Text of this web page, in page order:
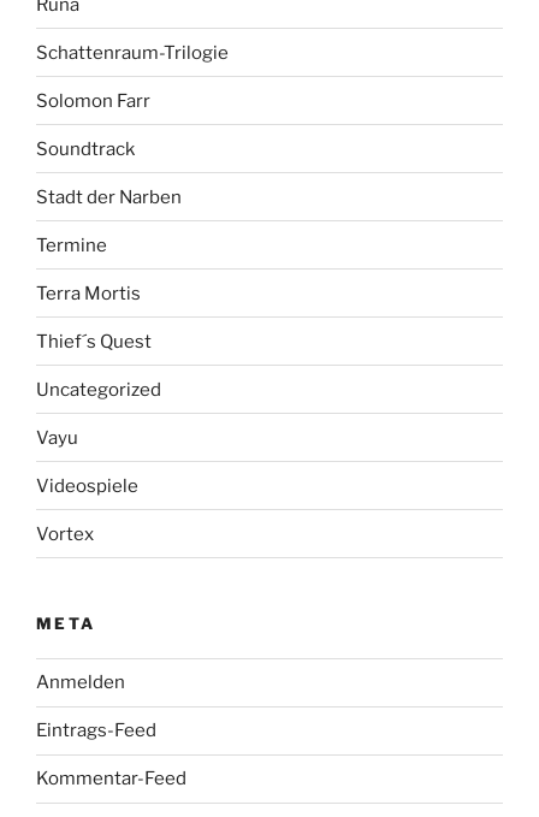
Runa
Schattenraum-Trilogie
Solomon Farr
Soundtrack
Stadt der Narben
Termine
Terra Mortis
Thief´s Quest
Uncategorized
Vayu
Videospiele
Vortex
META
Anmelden
Eintrags-Feed
Kommentar-Feed